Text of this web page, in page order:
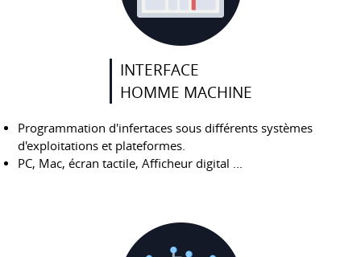
INTERFACE
HOMME MACHINE
Programmation d'infertaces sous différents systèmes
d'exploitations et plateformes.
PC, Mac, écran tactile, Afficheur digital ...